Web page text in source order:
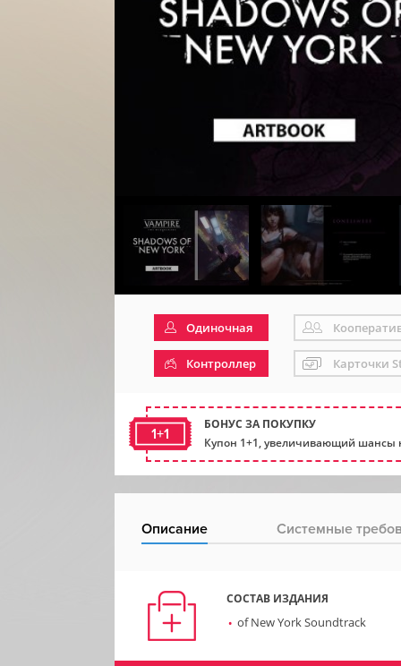
Одиночная
Контроллер Карточки
1+1
БОНУС ЗА ПОКУПКУ
Купон 1+1, увеличивающий шансы
Описание Системные
СОСТАВ ИЗДАНИЯ
of New York Soundtrack